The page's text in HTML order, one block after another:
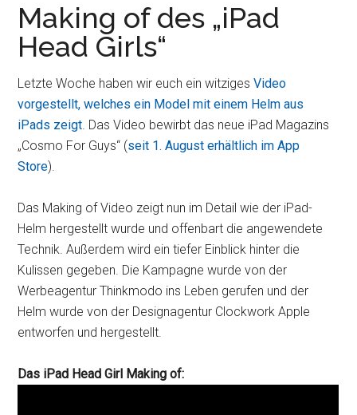
Making of des „iPad
Head Girls“
Letzte Woche haben wir euch ein witzigesVideo
vorgestellt, welches ein Model mit einem Helm aus
iPads zeigt. Das Video bewirbt das neue iPad Magazins
„Cosmo For Guys“ (seit 1. August erhältlich im App
Store).
Das Making of Video zeigt nun im Detail wie der iPad-
Helm hergestellt wurde und offenbart die angewendete
Technik. Außerdem wird ein tiefer Einblick hinter die
Kulissen gegeben. Die Kampagne wurde von der
Werbeagentur Thinkmodo ins Leben gerufen und der
Helm wurde von der Designagentur Clockwork Apple
entworfen und hergestellt.
Das iPad Head Girl Making of: